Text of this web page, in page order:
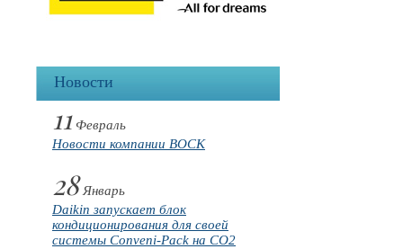
Новости
11 Февраль
Новости компании BOCK
28Январь
Daikin запускает блок
кондиционирования для своей
системы Conveni-Pack на CO2